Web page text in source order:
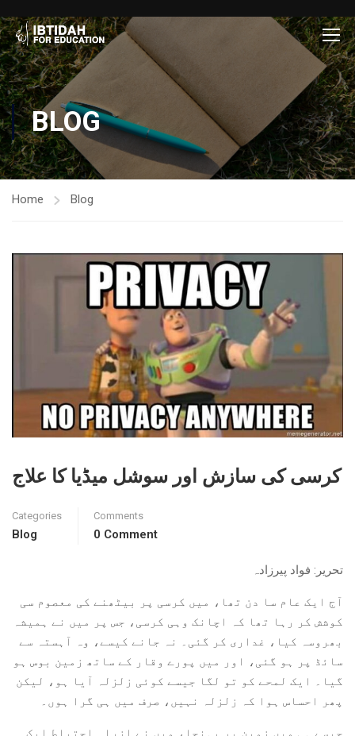
BLOG
Home Blog
کرسی کی سازش اور سوشل میڈیا کا علاج
Categories
Blog
Comments
0 Comment
تحریر: فواد پیرزادہ
آج ایک عام سا دن تھا، میں کرسی پر بیٹھنے کی معصوم سی
کوشش کر رہا تھا کہ اچانک وہی کرسی، جس پر میں نے ہمیشہ
بھروسہ کیا، غداری کر گئی۔ نہ جانے کیسے، وہ آہستہ سے
سائڈ پر ہو گئی، اور میں پورے وقار کے ساتھ زمین بوس ہو
گیا۔ ایک لمحے کو تو لگا جیسے کوئی زلزلہ آیا ہو، لیکن
پھر احساس ہوا کہ زلزلہ نہیں، صرف میں ہی گرا ہوں۔
جیسے ہی میں زمین پر پہنچا، میں نے ازراہِ احتیاط ایک